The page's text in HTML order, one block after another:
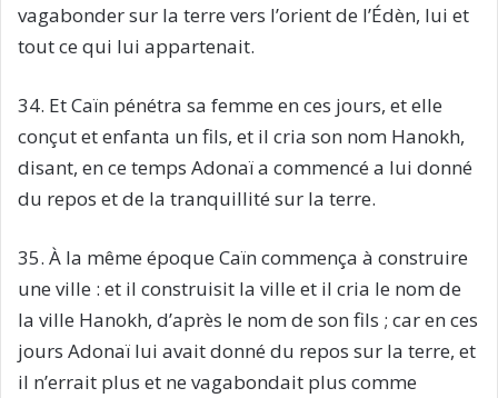
vagabonder sur la terre vers l’orient de l’Édèn, lui et
tout ce qui lui appartenait.
34. Et Caïn pénétra sa femme en ces jours, et elle
conçut et enfanta un fils, et il cria son nom Hanokh,
disant, en ce temps Adonaï a commencé a lui donné
du repos et de la tranquillité sur la terre.
35. À la même époque Caïn commença à construire
une ville : et il construisit la ville et il cria le nom de
la ville Hanokh, d’après le nom de son fils ; car en ces
jours Adonaï lui avait donné du repos sur la terre, et
il n’errait plus et ne vagabondait plus comme